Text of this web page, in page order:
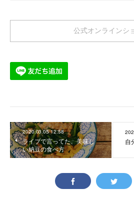
公式オンラインシ
2020.03.05 12:58
ライブで言ってた、美味し
い納豆の食べ方
自